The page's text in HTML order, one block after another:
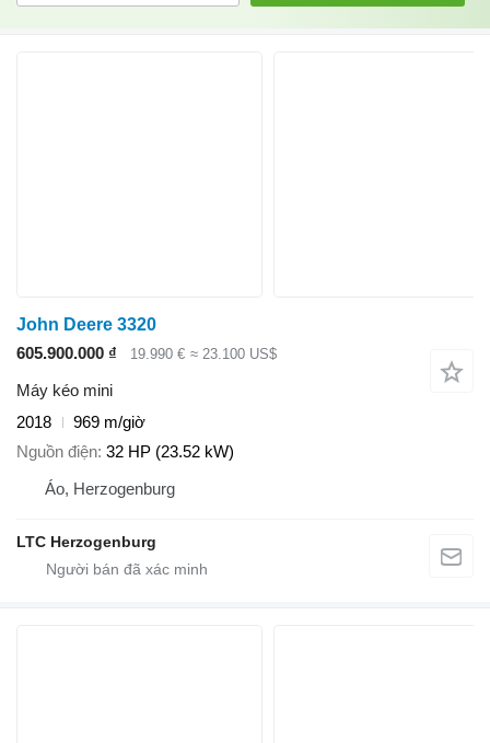
John Deere 3320
605.900.000 ₫
19.990 € ≈ 23.100 US$
Máy kéo mini
2018
969 m/giờ
Nguồn điện 32 HP (23.52 kW)
Áo, Herzogenburg
LTC Herzogenburg